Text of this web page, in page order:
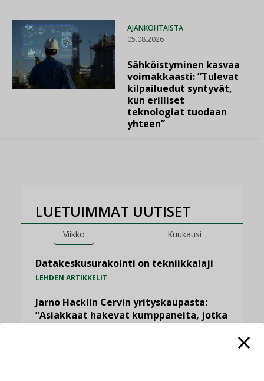
AJANKOHTAISTA
05.08.2026
Sähköistyminen kasvaa
voimakkaasti: ”Tulevat
kilpailuedut syntyvät,
kun erilliset
teknologiat tuodaan
yhteen”
LUETUIMMAT UUTISET
Viikko Kuukausi
Datakeskusurakointi on tekniikkalaji
LEHDEN ARTIKKELIT
Jarno Hacklin Cervin yrityskaupasta:
”Asiakkaat hakevat kumppaneita, jotka